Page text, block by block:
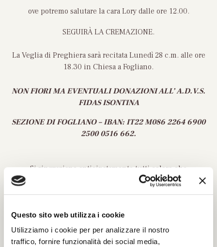
Questo sito web utilizza i cookie
Utilizziamo i cookie per per analizzare il nostro
traffico, fornire funzionalità dei social media,
ove potremo salutare la cara Lory dalle ore 12.00.
SEGUIRÀ LA CREMAZIONE.
La Veglia di Preghiera sarà recitata Lunedì 28 c.m. alle ore
18.30 in Chiesa a Fogliano.
NON FIORI MA EVENTUALI DONAZIONI ALL’ A.D.V.S.
FIDAS ISONTINA
SEZIONE DI FOGLIANO – IBAN: IT22 M086 2264 6900
2500 0516 662.
Si ringraziano anticipatamente tutti coloro che
prenderanno parte alla cerimonia.